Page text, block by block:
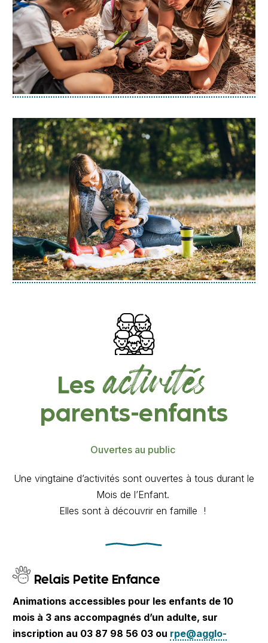
Lesactivités
parents-enfants
Ouvertes au public
Une vingtaine d’activités sont ouvertes à tous durant le
Mois de l’Enfant.
Elles sont à découvrir en famille !
Relais Petite Enfance
Animations accessibles pour les enfants de 10
mois à 3 ans accompagnés d’un adulte, sur
inscription au 03 87 98 56 03 ou rpe@agglo-